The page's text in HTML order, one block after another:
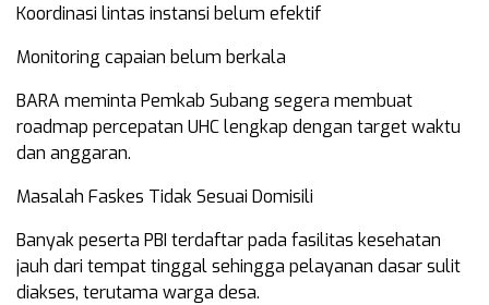
Koordinasi lintas instansi belum efektif
Monitoring capaian belum berkala
BARA meminta Pemkab Subang segera membuat
roadmap percepatan UHC lengkap dengan target waktu
dan anggaran.
Masalah Faskes Tidak Sesuai Domisili
Banyak peserta PBI terdaftar pada fasilitas kesehatan
jauh dari tempat tinggal sehingga pelayanan dasar sulit
diakses, terutama warga desa.